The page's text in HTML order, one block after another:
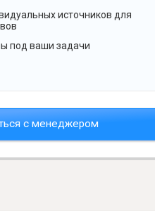
источников для
под ваши задачи
с менеджером